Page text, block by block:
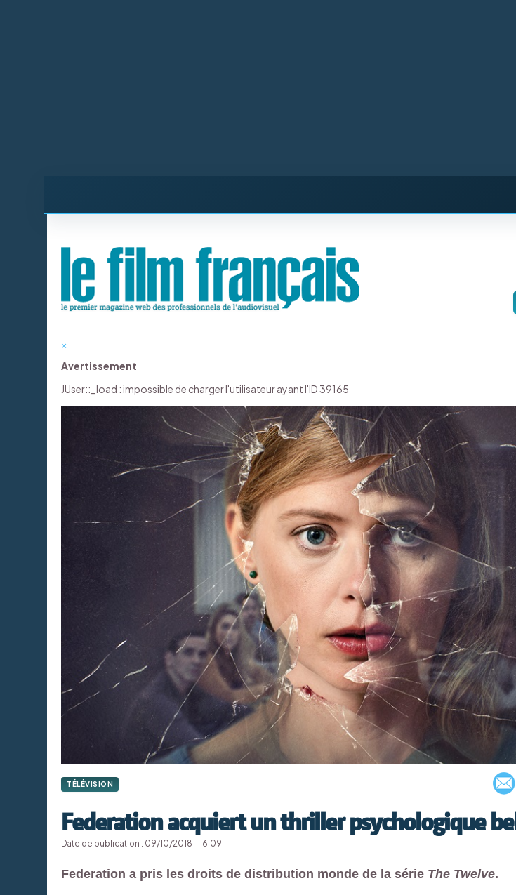
×
Avertissement
JUser::_load : impossible de charger l'utilisateur ayant l'ID 39165
TÉLÉVISION
Federation acquiert un thriller psychologique
Date de publication : 09/10/2018 - 16:09
Federation a pris les droits de distribution monde de la série The Twelve.